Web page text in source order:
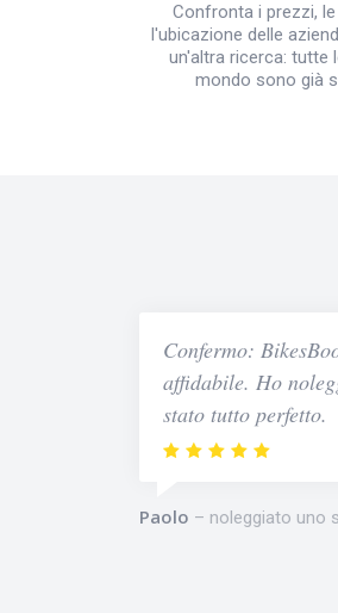
Confronta i prezzi,
l'ubicazione delle
un'altra ricerca: tutte
mondo sono già
Confermo:
affidabile. Ho
stato tutto perfetto.
Paolo noleggiato uno